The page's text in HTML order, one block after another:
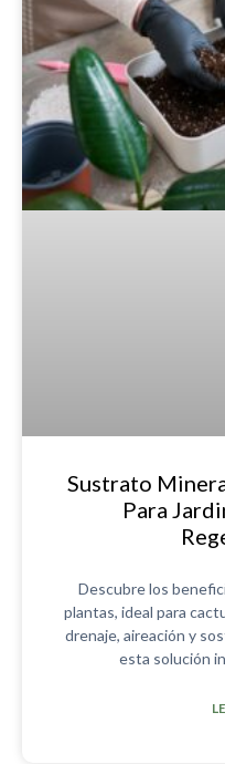
Sustrato
Para
Descubre los
plantas, ideal para
drenaje, aireación y
esta solución